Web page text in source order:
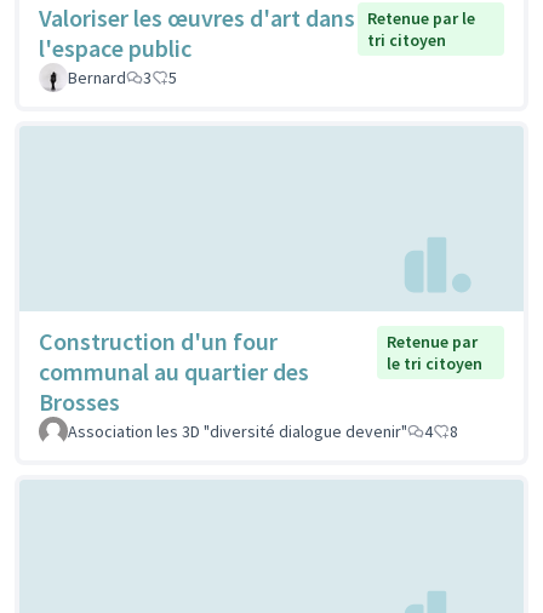
Valoriser les œuvres d'art dans
l'espace public
Retenue par le
tri citoyen
Bernard
3 5
Construction d'un four
communal au quartier des
Brosses
Retenue par
le tri citoyen
Association les 3D "diversité dialogue devenir" 4 8